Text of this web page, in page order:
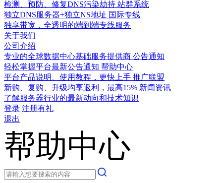
检测、预防、修复DNS污染劫持 站群系统
独立DNS服务器+独立NS地址 国际专线
独享带宽，全透明的端到端专线服务
关于我们
公司介绍
专业的全球数据中心基础服务提供商 公告通知
轻松掌握平台最新公告通知 帮助中心
平台产品说明、使用教程，更快上手 推广联盟
新购、复购、升级均享返利，最高15% 新闻资讯
了解服务器行业的最新动向和技术知识
登录 注册有礼
退出
帮助中心